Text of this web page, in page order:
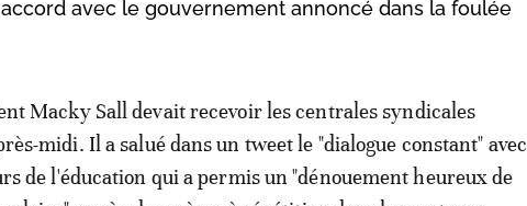
avec le gouvernement annoncé dans la foulée
Macky Sall devait recevoir les centrales syndicales
midi. Il a salué dans un tweet le "dialogue constant" avec
de l'éducation qui a permis un "dénouement heureux de